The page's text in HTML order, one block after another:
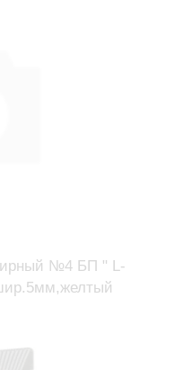
№4 БП " L-